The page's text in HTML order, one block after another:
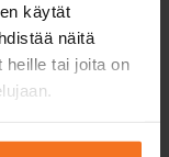
käytät
näitä
heille tai joita on